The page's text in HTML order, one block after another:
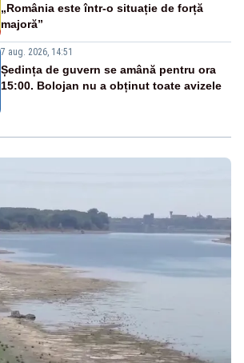
„România este într-o situație de forță
majoră”
7 aug. 2026, 14:51
Ședința de guvern se amână pentru ora
15:00. Bolojan nu a obținut toate avizele